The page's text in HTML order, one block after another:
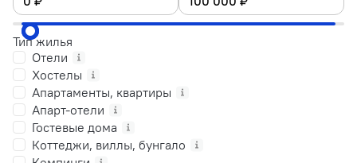
Тип жилья
Отели
Хостелы
Апартаменты, квартиры
Апарт-отели
Гостевые дома
Коттеджи, виллы, бунгало